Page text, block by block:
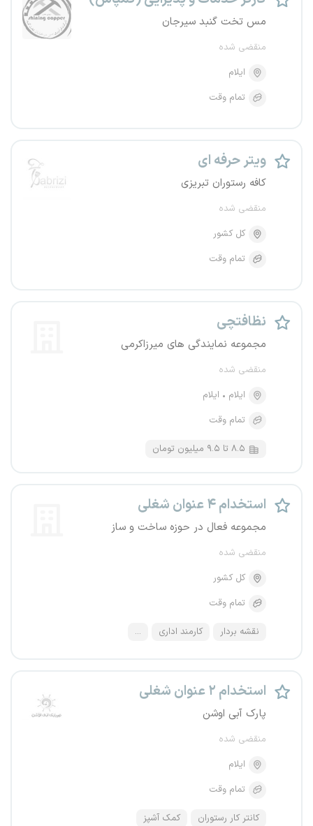
مس تخت گنبد سیرجان
منقضی شده
ایلام
تمام وقت
ویتر حرفه ای
کافه رستوران تبریزی
منقضی شده
کل کشور
تمام وقت
نظافتچی
مجموعه نمایندگی های میرزاکرمی
منقضی شده
ایلام
ایلام
تمام وقت
۸.۵ تا ۹.۵ میلیون تومان
استخدام ۴ عنوان شغلی
مجموعه فعال در حوزه ساخت و ساز
منقضی شده
کل کشور
تمام وقت
نقشه بردار کارمند اداری ...
استخدام ۲ عنوان شغلی
پارک آبی اوشن
منقضی شده
ایلام
تمام وقت
کانتر کار رستوران کمک آشپز